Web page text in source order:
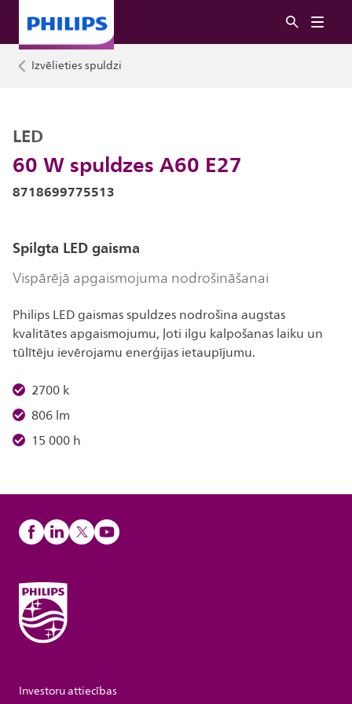
Izvēlieties spuldzi
60 W spuldzes A60 E27
LED
8718699775513
Spilgta LED gaisma
Vispārējā apgaismojuma nodrošināšanai
Philips LED gaismas spuldzes nodrošina augstas
kvalitātes apgaismojumu, ļoti ilgu kalpošanas laiku un
tūlītēju ievērojamu enerģijas ietaupījumu.
2700 k
806 lm
15 000 h
Investoru attiecības